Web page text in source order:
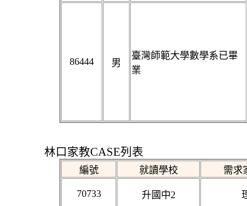
86444 男
臺灣師範大學數學系已畢
業
林口家教CASE列表
編號 就讀學校 需求
70733 升國中2